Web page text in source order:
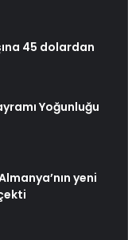
45 dolardan
Yoğunluğu
yeni